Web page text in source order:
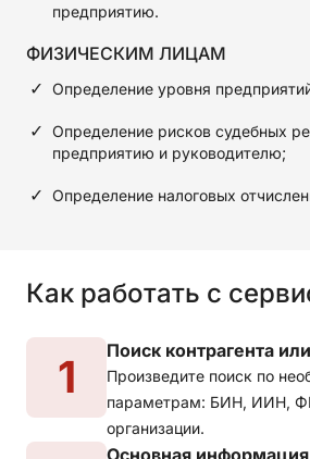
предприятию.
ФИЗИЧЕСКИМ ЛИЦАМ
Определение уровня
Определение рисков судебных
предприятию и руководителю;
Определение налоговых
Как работать с
1 Поиск контрагента
Произведите поиск по
параметрам: БИН, ИИН,
организации.
Основная информация